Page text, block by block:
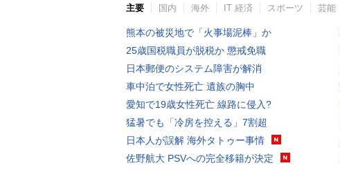
主要 国内 海外 IT 経済 スポーツ 芸能
熊本の被災地で「火事場泥棒」か
25歳国税職員が脱税か 懲戒免職
日本郵便のシステム障害が解消
車中泊で女性死亡 遺族の胸中
愛知で19歳女性死亡 線路に侵入?
猛暑でも「冷房を控える」7割超
日本人が誤解 海外タトゥー事情
佐野航大 PSVへの完全移籍が決定